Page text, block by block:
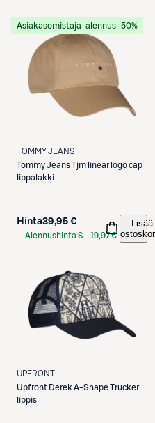
Asiakasomistaja-alennus−50%
TOMMY JEANS
Tommy Jeans Tjm linear logo cap
lippalakki
Hinta39,95 €
Alennushinta S- 19,97 €
Lisää
UPFRONT
Upfront Derek A-Shape Trucker
lippis